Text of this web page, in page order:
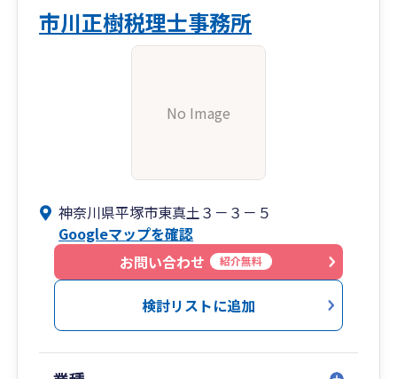
市川正樹税理士事務所
No Image
神奈川県平塚市東真土３－３－５
Googleマップを確認
お問い合わせ
紹介無料
検討リストに追加